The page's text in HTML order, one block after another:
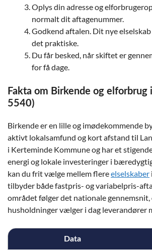
Oplys din adresse og
normalt dit aftagenummer.
Godkend aftalen. Dit nye
det praktiske.
Du får besked, når skiftet er
for få dage.
Fakta om Birkende og elforbrug
5540)
Birkende er en lille og imødekommende
aktivt lokalsamfund og kort afstand til
i Kerteminde Kommune og har et
energi og lokale investeringer i
kan du frit vælge mellem flereelselskaber
tilbyder både fastpris- og variabelpris-
området følger det nationale gennemsnit,
husholdninger vælger i dag leverandører
Data